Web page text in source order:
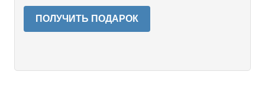
ПОЛУЧИТЬ ПОДАРОК